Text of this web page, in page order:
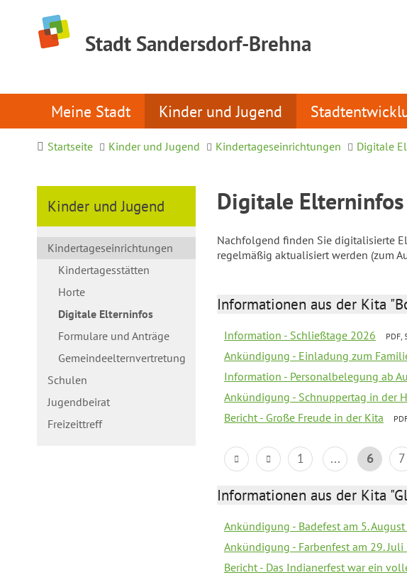
Stadt Sandersdorf-Brehna
Meine Stadt Kinder und Jugend
Startseite Kinder und Jugend Kindertageseinrichtungen Digitale
Kinder und Jugend
Kindertageseinrichtungen
Kindertagesstätten
Horte
Digitale Elterninfos
Formulare und Anträge
Gemeindeelternvertretung
Schulen
Jugendbeirat
Freizeittreff
Digitale Elterninfos
Nachfolgend finden Sie digitalisierte
regelmäßig aktualisiert werden (zum
Informationen aus der Kita
Information - Schließtage 2026 PDF,
Ankündigung - Einladung zum
Information - Personalbelegung ab
Ankündigung - Schnuppertag in der
Bericht - Große Freude in der Kita
1 ... 6 7
Informationen aus der Kita
Ankündigung - Badefest am 5.
Ankündigung - Farbenfest am 29. Juli
Bericht - Das Indianerfest war ein